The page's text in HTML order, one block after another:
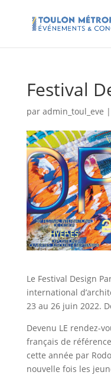
Festival
par admin_toul_eve |
Le Festival Design
international
23 au 26 juin 2022.
Devenu LE rendez-
français de
cette année par
nouvelle fois les